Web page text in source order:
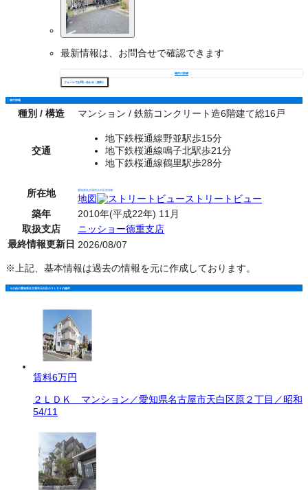
最新情報は、お問合せで確認できます
物件の詳細
フォームでお問い合わせ（無料）
物件情報
種別 / 構造 マンション / 鉄筋コンクリート造6階建て総16戸
交通
地下鉄桜通線野並駅歩15分
地下鉄桜通線鳴子北駅歩21分
地下鉄桜通線鶴里駅歩28分
所在地 愛知県名古屋市天白区笹原町
地図
ストリートビュー
築年
2010年(平成22年) 11月
取扱支店
ニッショー徳重支店
最終情報更新日 2026/08/07
※上記、基本情報は過去の情報を元に作成しております。
その他の愛知県名古屋市天白区の２ＬＤＫの物件
賃料6万円
２ＬＤＫ マンション／愛知県名古屋市天白区原２丁目／昭和
54/11